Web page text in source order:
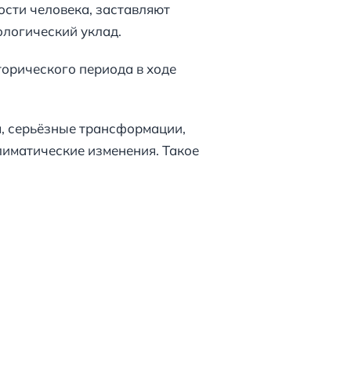
человека, заставляют
уклад.
периода в ходе
серьёзные трансформации,
изменения. Такое